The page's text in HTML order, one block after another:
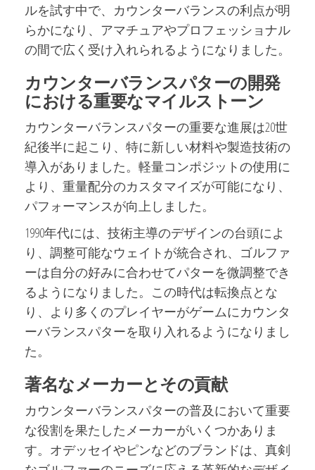
ルを試す中で、カウンターバランスの利点が明
らかになり、アマチュアやプロフェッショナル
の間で広く受け入れられるようになりました。
カウンターバランスパターの開発
における重要なマイルストーン
カウンターバランスパターの重要な進展は20世
紀後半に起こり、特に新しい材料や製造技術の
導入がありました。軽量コンポジットの使用に
より、重量配分のカスタマイズが可能になり、
パフォーマンスが向上しました。
1990年代には、技術主導のデザインの台頭によ
り、調整可能なウェイトが統合され、ゴルファ
ーは自分の好みに合わせてパターを微調整でき
るようになりました。この時代は転換点とな
り、より多くのプレイヤーがゲームにカウンタ
ーバランスパターを取り入れるようになりまし
た。
著名なメーカーとその貢献
カウンターバランスパターの普及において重要
な役割を果たしたメーカーがいくつかありま
す。オデッセイやピンなどのブランドは、真剣